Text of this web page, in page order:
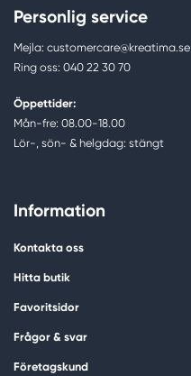
Personlig service
Mejla: customercare@kreatima.se
Ring oss: 040 22 30 70
Öppettider:
Mån-fre: 08.00-18.00
Lör-, sön- & helgdag: stängt
Information
Kontakta oss
Hitta butik
Favoritsidor
Frågor & svar
Företagskund